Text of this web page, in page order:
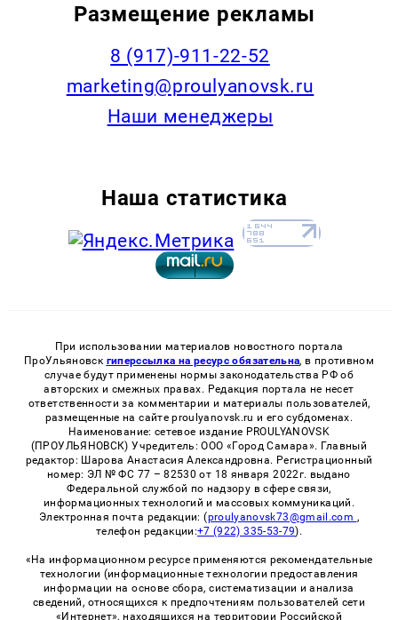
Размещение рекламы
8 (917)-911-22-52
marketing@proulyanovsk.ru
Наши менеджеры
Наша статистика
При использовании материалов новостного портала
ПроУльяновск гиперссылка на ресурс обязательна, в противном
случае будут применены нормы законодательства РФ об
авторских и смежных правах. Редакция портала не несет
ответственности за комментарии и материалы пользователей,
размещенные на сайте proulyanovsk.ru и его субдоменах.
Наименование: сетевое издание PROULYANOVSK
(ПРОУЛЬЯНОВСК) Учредитель: ООО «Город Самара». Главный
редактор: Шарова Анастасия Александровна. Регистрационный
номер: ЭЛ № ФС 77 – 82530 от 18 января 2022г. выдано
Федеральной службой по надзору в сфере связи,
информационных технологий и массовых коммуникаций.
Электронная почта редакции: (proulyanovsk73@gmail.com ,
телефон редакции:+7 (922) 335-53-79).
«На информационном ресурсе применяются рекомендательные
технологии (информационные технологии предоставления
информации на основе сбора, систематизации и анализа
сведений, относящихся к предпочтениям пользователей сети
«Интернет», находящихся на территории Российской